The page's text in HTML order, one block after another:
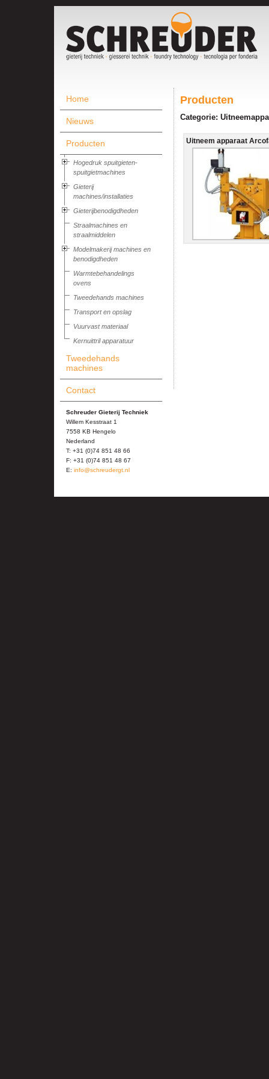
Home
Nieuws
Producten
Hogedruk spuitgieten-
spuitgietmachines
Gieterij
machines/installaties
Gieterijbenodigdheden
Straalmachines en
straalmiddelen
Modelmakerij machines en
benodigdheden
Warmtebehandelings
ovens
Tweedehands machines
Transport en opslag
Vuurvast materiaal
Kernuittril apparatuur
Tweedehands
machines
Contact
Schreuder Gieterij Techniek
Willem Kesstraat 1
7558 KB Hengelo
Nederland
T: +31 (0)74 851 48 66
F: +31 (0)74 851 48 67
E: info@schreudergt.nl
Producten
Categorie:
Uitneem apparaat